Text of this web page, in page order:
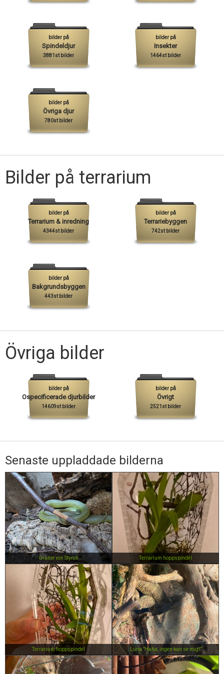
bilder på
Spindeldjur
3881st bilder
bilder på
Insekter
1464st bilder
bilder på
Övriga djur
780st bilder
Bilder på terrarium
bilder på
Terrarium & inredning
4344st bilder
bilder på
Terrariebyggen
742st bilder
bilder på
Bakgrundsbyggen
443st bilder
Övriga bilder
bilder på
Ospecificerade djurbilder
14609st bilder
bilder på
Övrigt
2521st bilder
Senaste uppladdade bilderna
Oranie von Styrch Terrarium hoppspindel
Terrarium hoppspindel Luna "Haha, ingen kan se mig!"